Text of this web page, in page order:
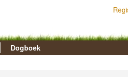
Dogboek